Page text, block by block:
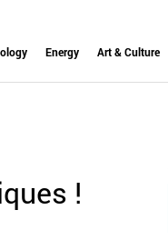
Energy Art & Culture
!